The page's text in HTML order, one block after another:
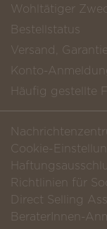
Wohltätiger
Bestellstatus
Versand,
Konto-
Häufig gestellte
Cookie-
Richtlinien für
Direct Selling
BeraterInnen-